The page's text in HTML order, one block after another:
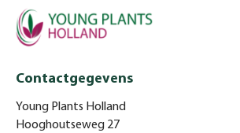
Contactgegevens
Young Plants Holland
Hooghoutseweg 27